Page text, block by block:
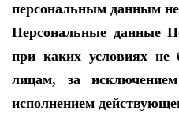
персональным данным
Персональные данные
при каких условиях не
лицам, за
исполнением